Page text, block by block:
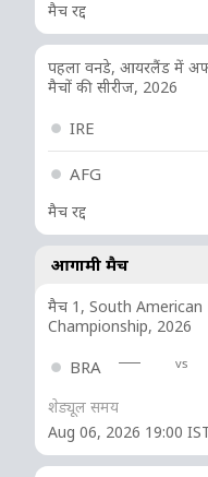
मैच रद्द
पहला वनडे, आयरलैंड में
मैचों की सीरीज, 2026
IRE
AFG
मैच रद्द
आगामी मैच
मैच 1, South American
Championship, 2026
BRA vs
शेड्यूल समय
Aug 06, 2026 19:00